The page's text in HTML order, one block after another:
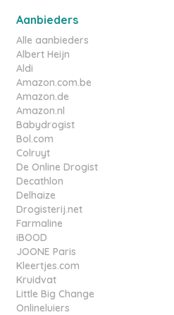
Aanbieders
Alle aanbieders
Albert Heijn
Aldi
Amazon.com.be
Amazon.de
Amazon.nl
Babydrogist
Bol.com
Colruyt
De Online Drogist
Decathlon
Delhaize
Drogisterij.net
Farmaline
iBOOD
JOONE Paris
Kleertjes.com
Kruidvat
Little Big Change
Onlineluiers